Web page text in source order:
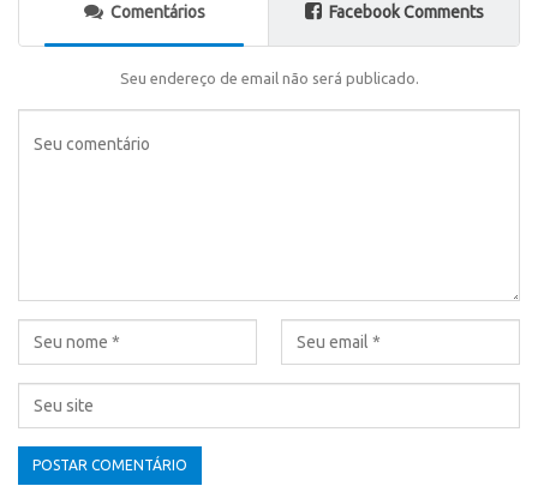
Comentários Facebook Comments
Seu endereço de email não será publicado.